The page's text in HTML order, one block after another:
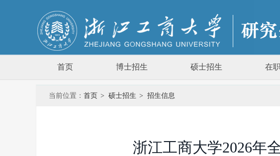
首页 博士招生 硕士招生 在
当前位置： 首页 > 硕士招生 > 招生信息
浙江工商大学2026年